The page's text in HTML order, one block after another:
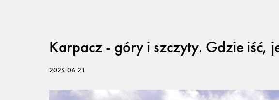
Karpacz - góry i szczyty. Gdzie iść,
2026-06-21